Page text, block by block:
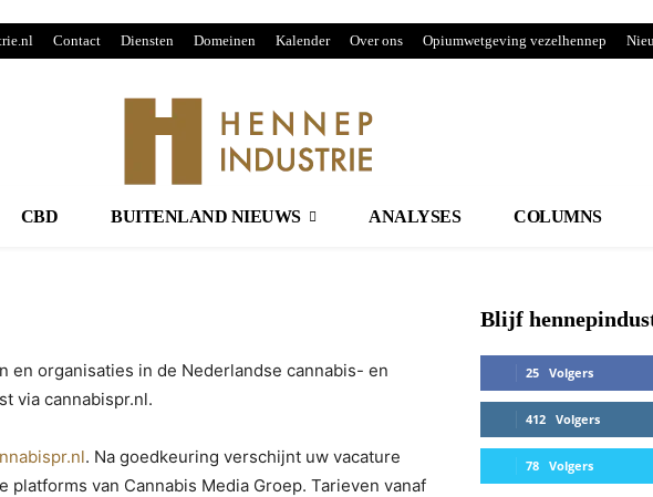
Contact Diensten Domeinen Kalender Over ons Opiumwetgeving vezelhennep
CBD BUITENLAND NIEUWS ANALYSES COLUMNS
en organisaties in de Nederlandse cannabis- en
via cannabispr.nl.
. Na goedkeuring verschijnt uw vacature
van Cannabis Media Groep. Tarieven vanaf
Blijf
25 Volgers
412 Volgers
78 Volgers